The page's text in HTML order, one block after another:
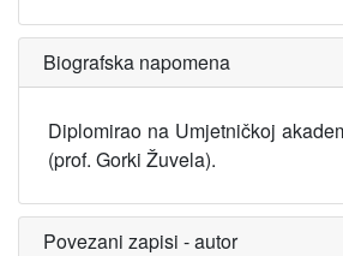
Biografska napomena
Diplomirao na Umjetničkoj
(prof. Gorki Žuvela).
Povezani zapisi - autor